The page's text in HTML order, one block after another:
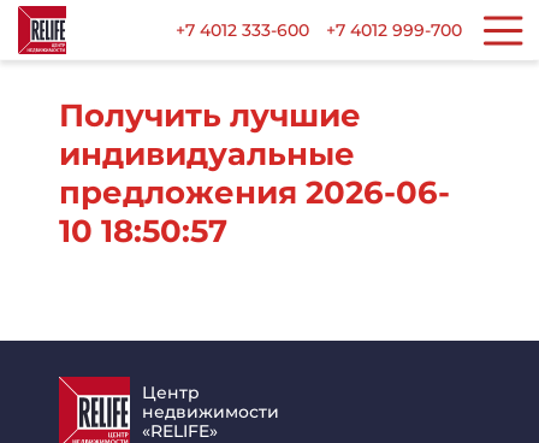
+7 4012 333-600 +7 4012 999-700
Получить лучшие
индивидуальные
предложения 2026-06-
10 18:50:57
Центр
недвижимости
«RELIFE»